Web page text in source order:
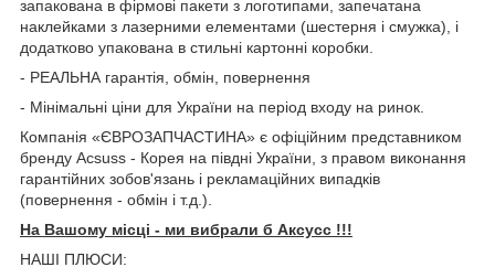
запакована в фірмові пакети з логотипами, запечатана
наклейками з лазерними елементами (шестерня і смужка), і
додатково упакована в стильні картонні коробки.
- РЕАЛЬНА гарантія, обмін, повернення
- Мінімальні ціни для України на період входу на ринок.
Компанія «ЄВРОЗАПЧАСТИНА» є офіційним представником
бренду Acsuss - Корея на півдні України, з правом виконання
гарантійних зобов'язань і рекламаційних випадків
(повернення - обмін і т.д.).
На Вашому місці - ми вибрали б Aксусс !!!
НАШІ ПЛЮСИ: